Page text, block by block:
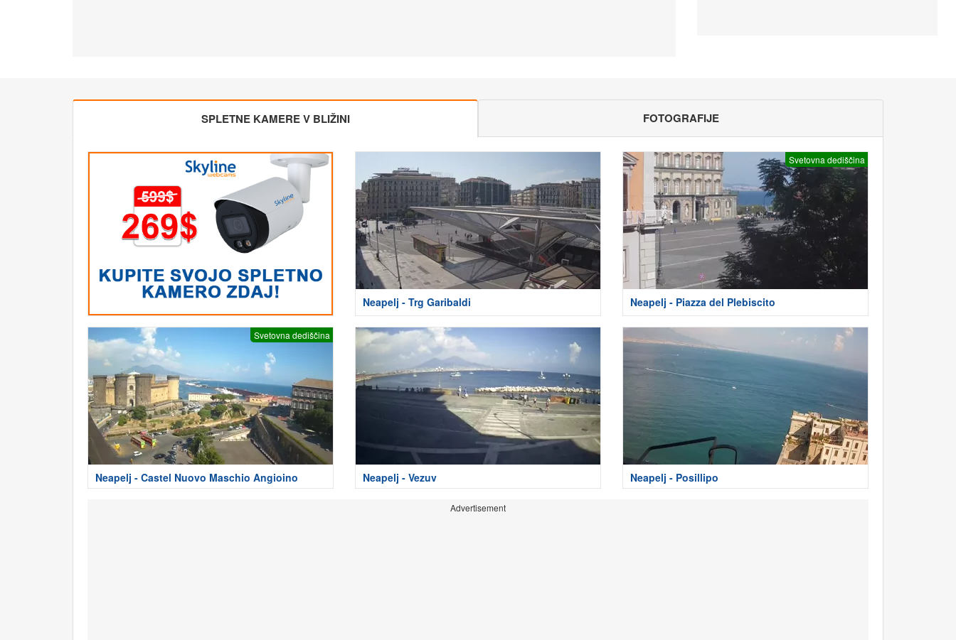
SPLETNE KAMERE V BLIŽINI FOTOGRAFIJE
Neapelj - Trg Garibaldi
Svetovna dediščina
Neapelj - Piazza del Plebiscito
Svetovna dediščina
Neapelj - Castel Nuovo Maschio Angioino Neapelj - Vezuv Neapelj - Posillipo
Advertisement